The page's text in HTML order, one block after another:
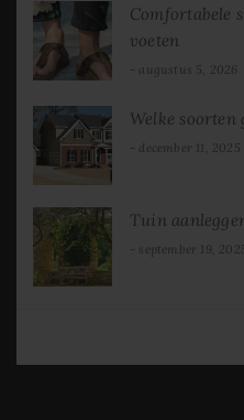
Comfortabele
voeten
augustus 5, 2026
Welke
december 11, 2025
Tuin
september 19,